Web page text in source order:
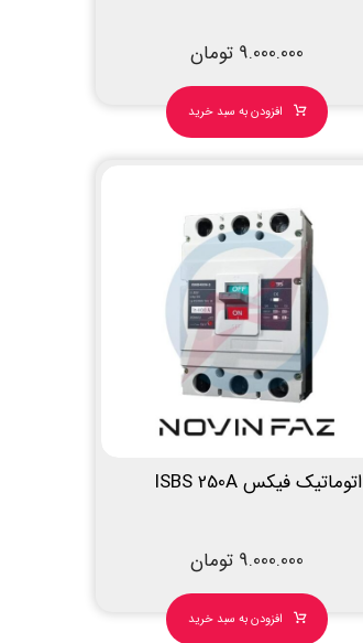
9.000.000 تومان
افزودن به سبد خرید
اتوماتیک فیکس ISBS 250A
9.000.000 تومان
افزودن به سبد خرید